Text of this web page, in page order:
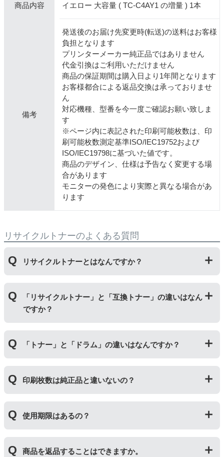
商品内容 イエロー 大容量 ( TC-C4AY1 の増量 ) 1本
備考
発送後のお届け先変更時(転送)の送料はお客様
負担となります
プリンターメーカー純正品ではありません
代金引換はご利用いただけません
商品の保証期間は購入日より1年間となります
お客様都合による返品交換は承っておりませ
ん
対応機種、型番を今一度ご確認お願い致しま
す
※ページ内に表記された印刷可能枚数は、印
刷可能枚数測定基準ISO/IEC19752および
ISO/IEC19798に基づいた値です。
商品のデザイン、仕様は予告なく変更する場
合があります
モニターの発色により実際と異なる場合があ
ります
リサイクルトナーのよくある質問
リサイクルトナーとはなんですか？
にて洗浄やトナー(粉)充填をしたうえで、再度販売して
いる商品です。
純正品に比べて、印刷代を節約することができます。
「リサイクルトナー」と「互換トナー」の違いはなん
ですか？
ッジを国内で1本づつ丁寧に製造しているため、比較的
不具合の起きにくい商品です。
「互換トナー」は純正品を模して製造された大量生産さ
れた商品のため、お求めやすい価格になっております。
「トナー」と「ドラム」の違いはなんですか？
ートリッジのことです。「ドラム(感光体ユニット)」は
トナーを用紙に写すためのもので、トナーカートリッジ
の器にあたる部分になります。
トナーとドラムはそれぞれ印字できる枚数が異なってい
により使用できなくなった場合は、必ず分離してから新
しいものに交換してください。
印刷枚数は純正品と違いないの？
一部型番は、純正品より多く印刷が可能なエコッテオリ
ジナルの【特別増量版】もございます。
使用期限はあるの？
サイクルトナー/ドラムに限り、レビューをご投稿いただ
商品を返品することはできますか。